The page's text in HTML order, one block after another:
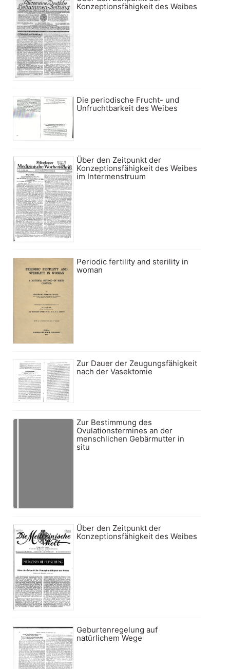
Konzeptionsfähigkeit des Weibes
Die periodische Frucht- und
Unfruchtbarkeit des Weibes
Über den Zeitpunkt der
Konzeptionsfähigkeit des Weibes
im Intermenstruum
Periodic fertility and sterility in
woman
Zur Dauer der Zeugungsfähigkeit
nach der Vasektomie
Zur Bestimmung des
Ovulationstermines an der
menschlichen Gebärmutter in
situ
Über den Zeitpunkt der
Konzeptionsfähigkeit des Weibes
Geburtenregelung auf
natürlichem Wege